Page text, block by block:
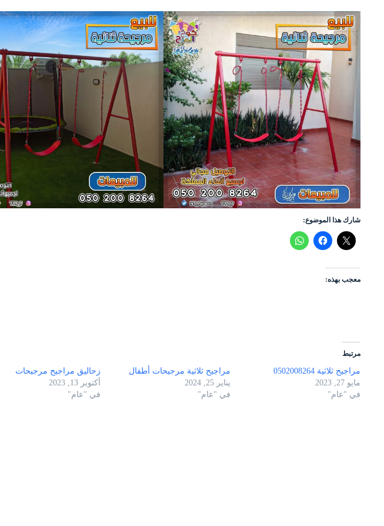
شارك هذا الموضوع:
معجب بهذه:
مرتبط
مراجيح ثلاثية 0502008264
مايو 27, 2023
في "عام"
مراجيح ثلاثية مرجيحات أطفال
يناير 25, 2024
في "عام"
زحاليق مراجيح مرجيحات
أكتوبر 13, 2023
في "عام"